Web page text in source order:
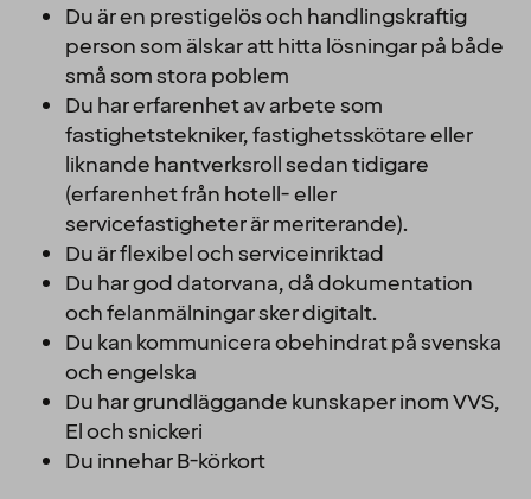
Du är en prestigelös och handlingskraftig
person som älskar att hitta lösningar på både
små som stora poblem
Du har erfarenhet av arbete som
fastighetstekniker, fastighetsskötare eller
liknande hantverksroll sedan tidigare
(erfarenhet från hotell- eller
servicefastigheter är meriterande).
Du är flexibel och serviceinriktad
Du har god datorvana, då dokumentation
och felanmälningar sker digitalt.
Du kan kommunicera obehindrat på svenska
och engelska
Du har grundläggande kunskaper inom VVS,
El och snickeri
Du innehar B-körkort